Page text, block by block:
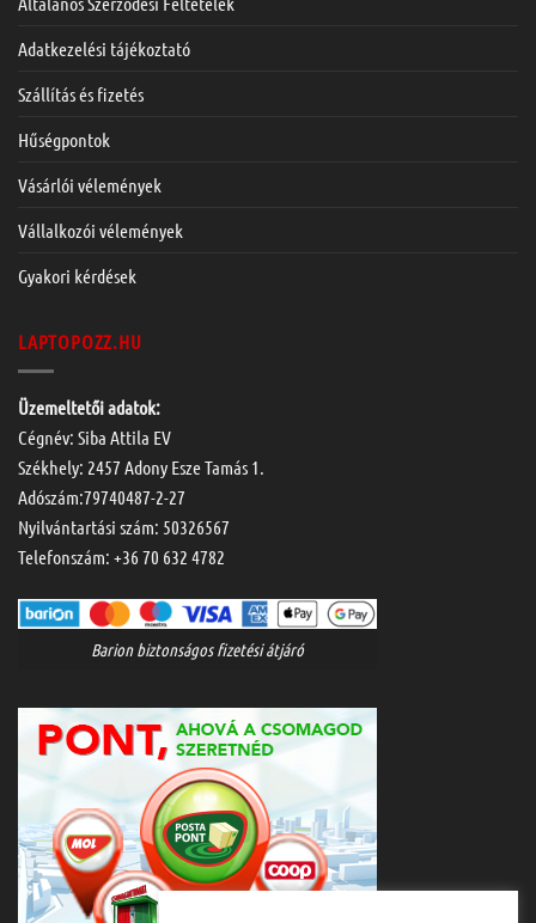
Adatkezelési tájékoztató
Szállítás és fizetés
Hűségpontok
Vásárlói vélemények
Vállalkozói vélemények
Gyakori kérdések
LAPTOPOZZ.HU
Üzemeltetői adatok:
Cégnév: Siba Attila EV
Székhely: 2457 Adony Esze Tamás 1.
Adószám:79740487-2-27
Nyilvántartási szám: 50326567
Telefonszám: +36 70 632 4782
Barion biztonságos fizetési átjáró